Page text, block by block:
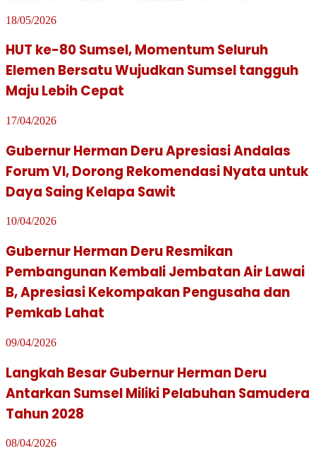
18/05/2026
HUT ke-80 Sumsel, Momentum Seluruh
Elemen Bersatu Wujudkan Sumsel tangguh
Maju Lebih Cepat
17/04/2026
Gubernur Herman Deru Apresiasi Andalas
Forum VI, Dorong Rekomendasi Nyata untuk
Daya Saing Kelapa Sawit
10/04/2026
Gubernur Herman Deru Resmikan
Pembangunan Kembali Jembatan Air Lawai
B, Apresiasi Kekompakan Pengusaha dan
Pemkab Lahat
09/04/2026
Langkah Besar Gubernur Herman Deru
Antarkan Sumsel Miliki Pelabuhan Samudera
Tahun 2028
08/04/2026